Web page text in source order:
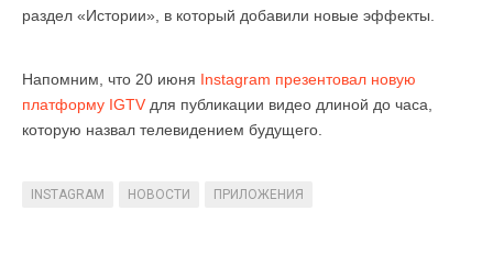
раздел «Истории», в который добавили новые эффекты.
Напомним, что 20 июня Instagram презентовал новую
платформу IGTV для публикации видео длиной до часа,
которую назвал телевидением будущего.
INSTAGRAM НОВОСТИ ПРИЛОЖЕНИЯ